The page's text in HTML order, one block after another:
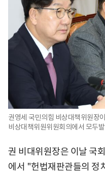
권영세 국민의힘 비상대책위원장
비상대책위원위원회의에서 모두
권 비대위원장은 이날 국
에서 "헌법재판관들의 정